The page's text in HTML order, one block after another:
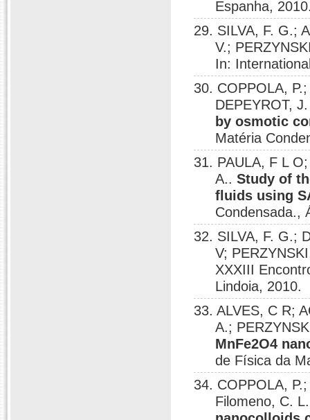
Espanha,
29. SILVA, F. G.;
V.;
In:
30. COPPOLA,
DEPEYROT,
by osmotic
Matéria
31. PAULA, F L
A..Study of
fluids using
Condensada.,
32. SILVA, F. G.;
V;
XXXIII
Lindoia, 2010.
33. ALVES, C R;
A.;
MnFe2O4
de Física da
34. COPPOLA,
Filomeno, C.